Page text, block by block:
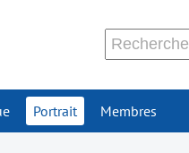
Portrait Membres